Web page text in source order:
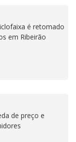
é retomado
em Ribeirão
de preço e